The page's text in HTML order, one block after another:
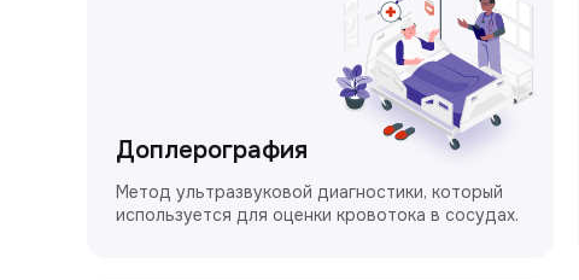
Доплерография
Метод ультразвуковой диагностики, который
используется для оценки кровотока в сосудах.